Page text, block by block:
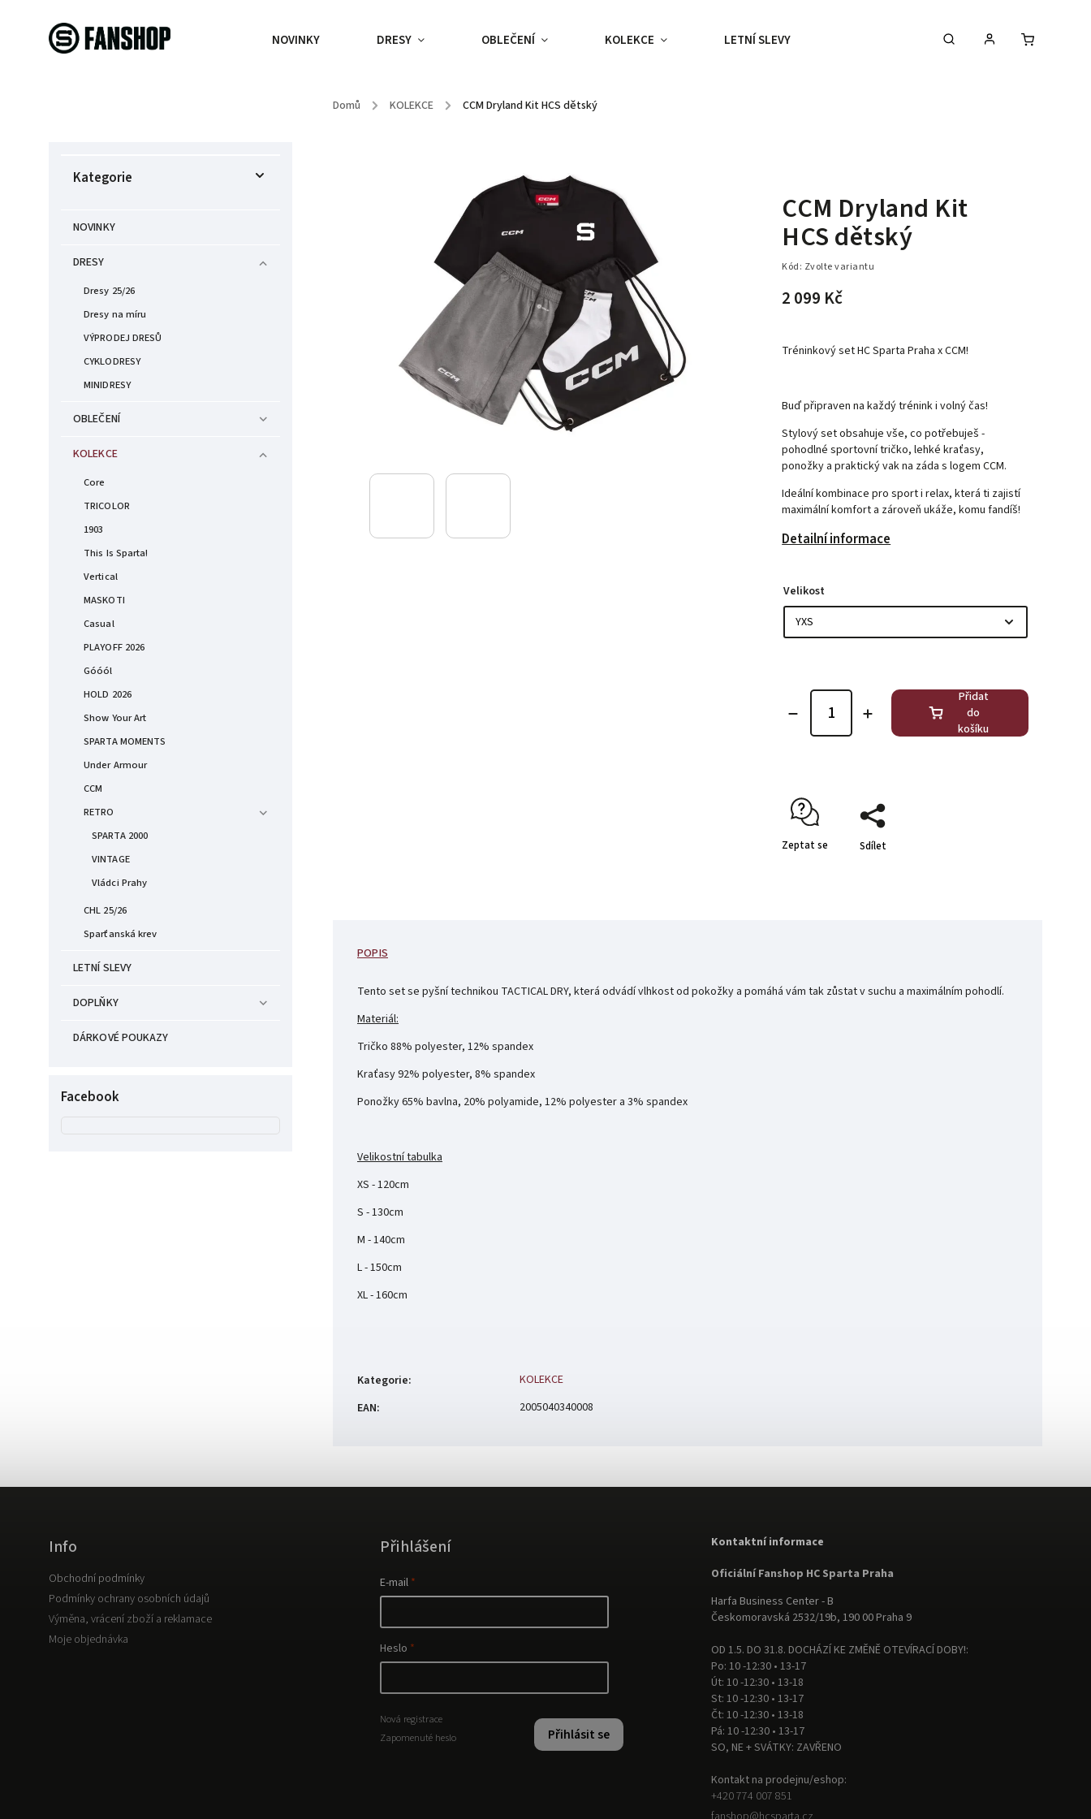
NOVINKY DRESY OBLEČENÍ KOLEKCE LETNÍ SLEVY DÁRKOVÉ POUKAZY
Domů / KOLEKCE / CCM Dryland Kit HCS dětský
Kategorie
NOVINKY
DRESY
Dresy 25/26
Dresy na míru
VÝPRODEJ DRESŮ
CYKLODRESY
MINIDRESY
OBLEČENÍ
KOLEKCE
Core
TRICOLOR
1903
This Is Sparta!
Vertical
MASKOTI
Casual
PLAYOFF 2026
Góóól
HOLD 2026
Show Your Art
SPARTA MOMENTS
Under Armour
CCM
RETRO
SPARTA 2000
VINTAGE
Vládci Prahy
CHL 25/26
Sparťanská krev
LETNÍ SLEVY
DOPLŇKY
DÁRKOVÉ POUKAZY
Facebook
CCM Dryland Kit
HCS dětský
Kód: Zvolte variantu
2 099 Kč
Tréninkový set HC Sparta Praha x CCM!
Buď připraven na každý trénink i volný čas!
Stylový set obsahuje vše, co potřebuješ -
pohodlné sportovní tričko, lehké kraťasy,
ponožky a praktický vak na záda s logem CCM.
Ideální kombinace pro sport i relax, která ti zajistí
maximální komfort a zároveň ukáže, komu fandíš!
Detailní informace
Velikost
Přidat
do
košíku
Zeptat se Sdílet
POPIS
Tento set se pyšní technikou TACTICAL DRY, která odvádí vlhkost od pokožky a pomáhá vám tak zůstat v suchu a maximálním pohodlí.
Materiál:
Tričko 88% polyester, 12% spandex
Kraťasy 92% polyester, 8% spandex
Ponožky 65% bavlna, 20% polyamide, 12% polyester a 3% spandex
Velikostní tabulka
XS - 120cm
S - 130cm
M - 140cm
L - 150cm
XL - 160cm
Kategorie:
KOLEKCE
EAN: 2005040340008
Info
Obchodní podmínky
Podmínky ochrany osobních údajů
Výměna, vrácení zboží a reklamace
Moje objednávka
Přihlášení
E-mail
Heslo
Přihlásit se
Nová registrace
Zapomenuté heslo
Kontaktní informace
Oficiální Fanshop HC Sparta Praha
Harfa Business Center - B
Českomoravská 2532/19b, 190 00 Praha 9
OD 1.5. DO 31.8. DOCHÁZÍ KE ZMĚNĚ OTEVÍRACÍ DOBY!:
Po: 10 -12:30 • 13-17
Út: 10 -12:30 • 13-18
St: 10 -12:30 • 13-17
Čt: 10 -12:30 • 13-18
Pá: 10 -12:30 • 13-17
SO, NE + SVÁTKY: ZAVŘENO
Kontakt na prodejnu/eshop:
+420 774 007 851